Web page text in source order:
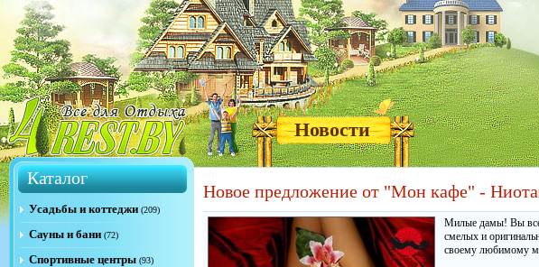
Новости
Каталог
Усадьбы и коттеджи (209)
Сауны и бани (72)
Спортивные центры (93)
Новое предложение от "Мон кафе" -
Милые дамы! Вы
смелых и
своему любимому